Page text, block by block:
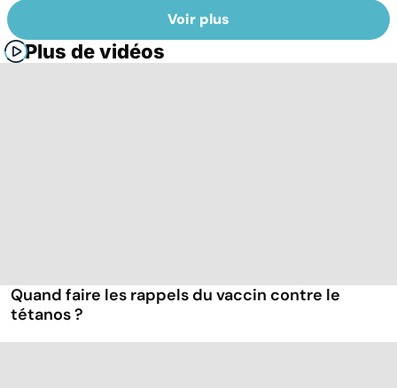
Voir plus
Plus de vidéos
Quand faire les rappels du vaccin contre le
tétanos ?